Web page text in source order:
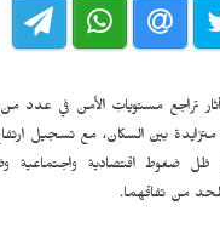
أثار تراجع مستوياتِ الأمن في عدد من
متزايدة بين السكان، مع تسجيل
في ظل ضغوط اقتصادية
من تفاقهما.